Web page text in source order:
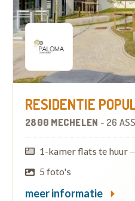
RESIDENTIE
2800 MECHELEN - 26
1-kamer flats te huur
5 foto's
meer informatie